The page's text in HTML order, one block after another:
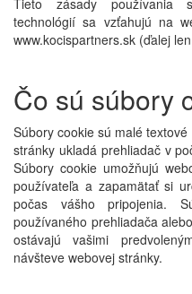
Tieto zásady používania
technológií sa vzťahujú na
www.kocispartners.sk (ďalej
Čo sú súbory
Súbory cookie sú malé
stránky ukladá prehliadač v
Súbory cookie umožňujú
používateľa a zapamätať si
počas vášho pripojenia.
používaného prehliadača
ostávajú vašimi
návšteve webovej stránky.